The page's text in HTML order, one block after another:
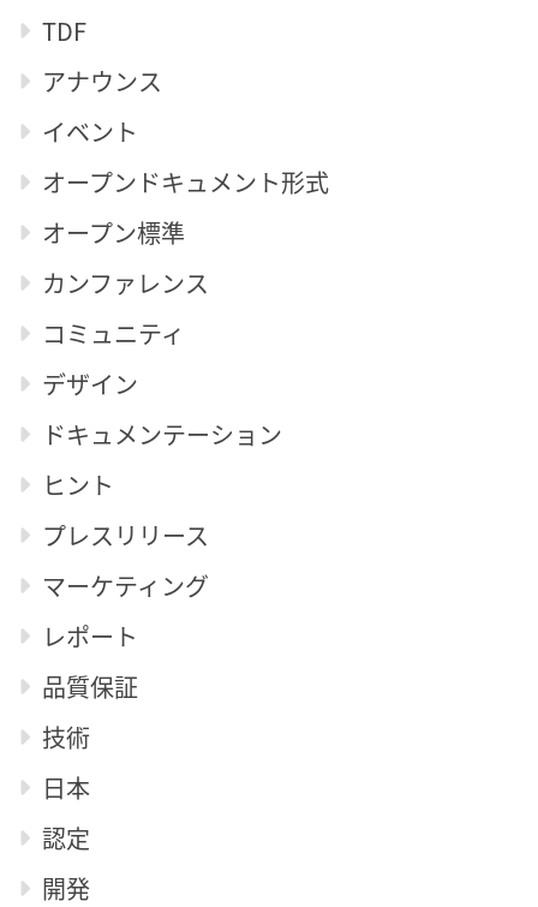
TDF
アナウンス
イベント
オープンドキュメント形式
オープン標準
カンファレンス
コミュニティ
デザイン
ドキュメンテーション
ヒント
プレスリリース
マーケティング
レポート
品質保証
技術
日本
認定
開発